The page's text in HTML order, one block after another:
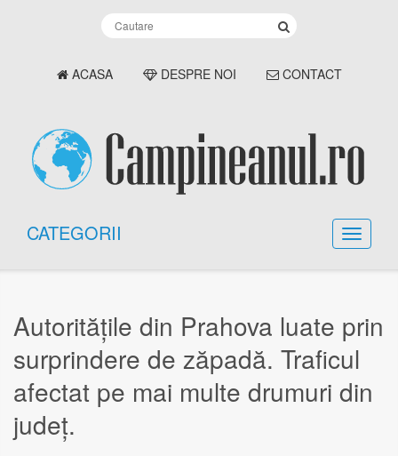
ACASA DESPRE NOI CONTACT
CATEGORII
Autoritățile din Prahova luate prin
surprindere de zăpadă. Traficul
afectat pe mai multe drumuri din
județ.